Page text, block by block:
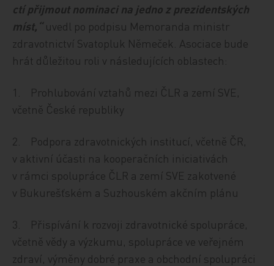
ctí přijmout nominaci na jedno z prezidentských
míst,“uvedl po podpisu Memoranda ministr
zdravotnictví Svatopluk Němeček. Asociace bude
hrát důležitou roli v následujících oblastech:
1. Prohlubování vztahů mezi ČLR a zemí SVE,
včetně České republiky
2. Podpora zdravotnických institucí, včetně ČR,
v aktivní účasti na kooperačních iniciativách
v rámci spolupráce ČLR a zemí SVE zakotvené
v Bukurešťském a Suzhouském akčním plánu
3. Přispívání k rozvoji zdravotnické spolupráce,
včetně vědy a výzkumu, spolupráce ve veřejném
zdraví, výměny dobré praxe a obchodní spolupráci